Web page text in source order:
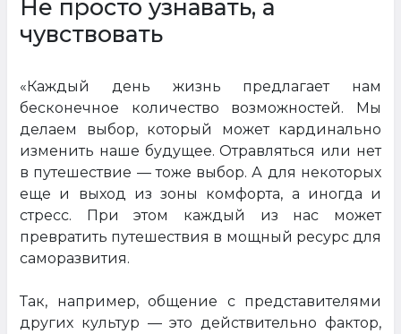
Не просто узнавать, а
чувствовать
«Каждый день жизнь предлагает нам
бесконечное количество возможностей. Мы
делаем выбор, который может кардинально
изменить наше будущее. Отравляться или нет
в путешествие — тоже выбор. А для некоторых
еще и выход из зоны комфорта, а иногда и
стресс. При этом каждый из нас может
превратить путешествия в мощный ресурс для
саморазвития.
Так, например, общение с представителями
других культур — это действительно фактор,